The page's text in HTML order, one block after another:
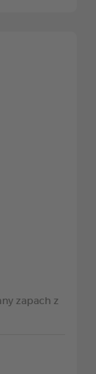
zapach z